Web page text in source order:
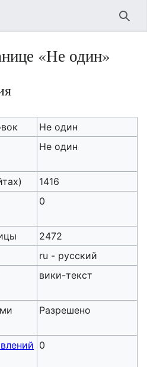
«Не один»
Не один
Не один
1416
0
2472
ru - русский
вики-текст
Разрешено
0